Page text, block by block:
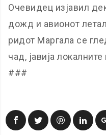
Очевидец изјавил
дожд и авионот
ридот Маргала се
чад, јавија
###